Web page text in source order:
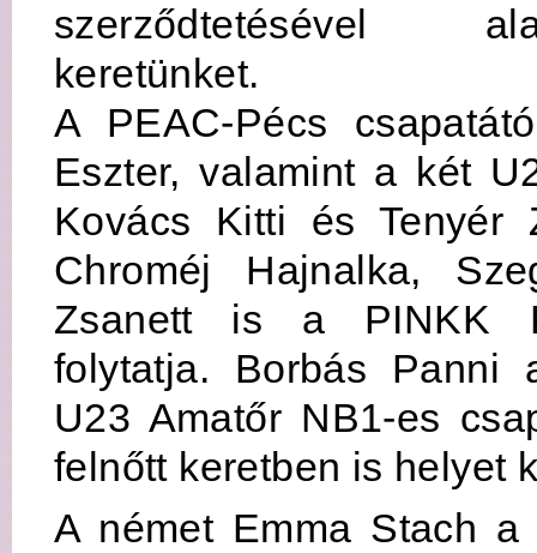
szerződtetésével
keretünket.
A PEAC-Pécs
Eszter, valamint a két
Kovács Kitti és Tenyér
Chroméj Hajnalka,
Zsanett is a PINKK
folytatja. Borbás Panni
U23 Amatőr NB1-es
felnőtt keretben is helyet
A német Emma Stach a